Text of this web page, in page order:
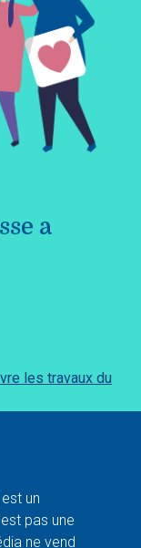
a
les travaux du
un
pas une
ne vend